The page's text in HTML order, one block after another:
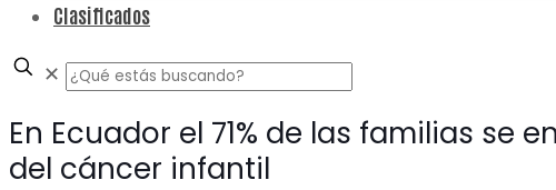
Clasificados
✕
En Ecuador el 71% de las familias
del cáncer infantil